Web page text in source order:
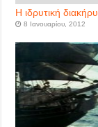
Η ιδρυτική
8 Ιανουαρίου, 2012